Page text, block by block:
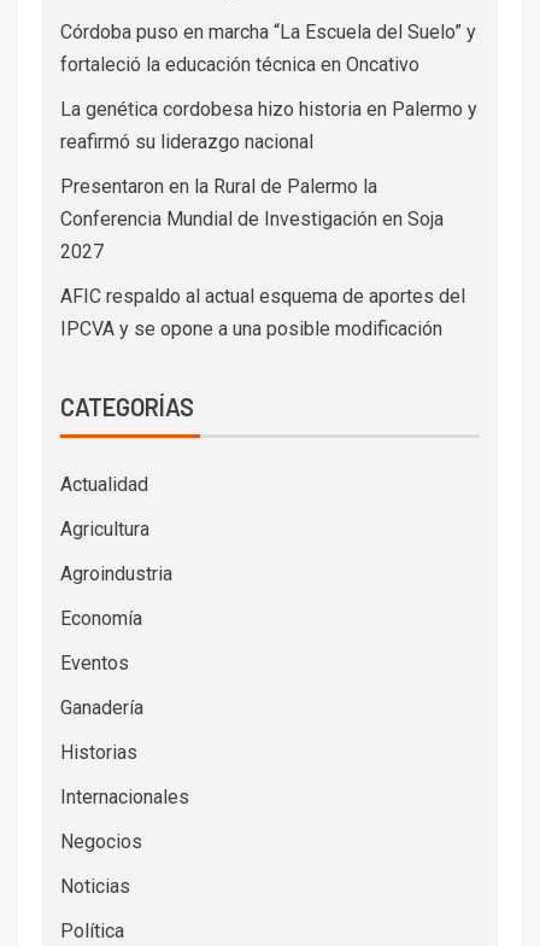
Córdoba puso en marcha “La Escuela del Suelo” y
fortaleció la educación técnica en Oncativo
La genética cordobesa hizo historia en Palermo y
reafirmó su liderazgo nacional
Presentaron en la Rural de Palermo la
Conferencia Mundial de Investigación en Soja
2027
AFIC respaldo al actual esquema de aportes del
IPCVA y se opone a una posible modificación
CATEGORÍAS
Actualidad
Agricultura
Agroindustria
Economía
Eventos
Ganadería
Historias
Internacionales
Negocios
Noticias
Política